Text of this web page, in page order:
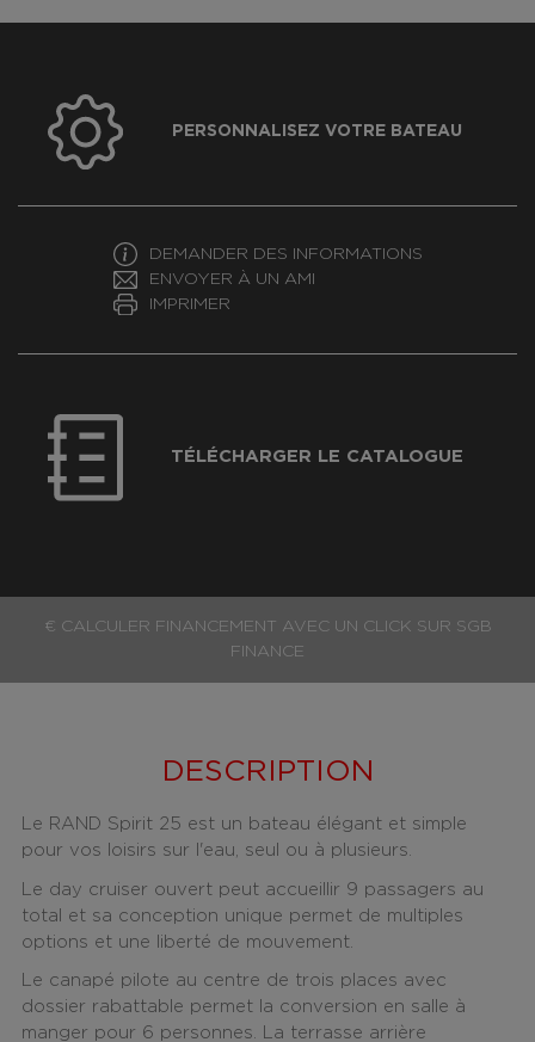
PERSONNALISEZ VOTRE BATEAU
DEMANDER DES INFORMATIONS
ENVOYER À UN AMI
IMPRIMER
TÉLÉCHARGER LE CATALOGUE
€ CALCULER FINANCEMENT AVEC UN CLICK SUR SGB
FINANCE
DESCRIPTION
Le RAND Spirit 25 est un bateau élégant et simple
pour vos loisirs sur l'eau, seul ou à plusieurs.
Le day cruiser ouvert peut accueillir 9 passagers au
total et sa conception unique permet de multiples
options et une liberté de mouvement.
Le canapé pilote au centre de trois places avec
dossier rabattable permet la conversion en salle à
manger pour 6 personnes. La terrasse arrière